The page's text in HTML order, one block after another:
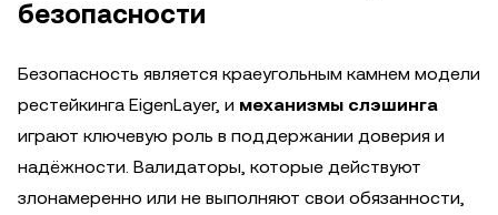
безопасности
Безопасность является краеугольным камнем модели
рестейкинга EigenLayer, и механизмы слэшинга
играют ключевую роль в поддержании доверия и
надёжности. Валидаторы, которые действуют
злонамеренно или не выполняют свои обязанности,